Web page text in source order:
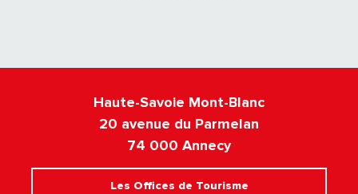
Haute-Savoie Mont-Blanc
20 avenue du Parmelan
74 000 Annecy
Les Offices de Tourisme